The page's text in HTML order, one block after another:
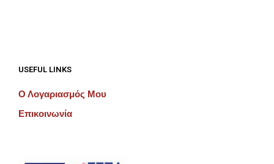
USEFUL LINKS
Ο Λογαριασμός Μου
Επικοινωνία